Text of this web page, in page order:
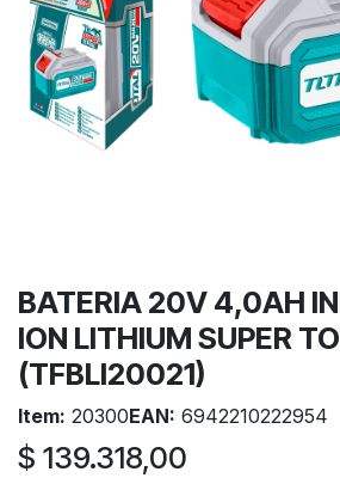
BATERIA 20V 4,0AH
ION LITHIUM SUPER
(TFBLI20021)
Item: 20300EAN: 6942210222954
$ 139.318,00